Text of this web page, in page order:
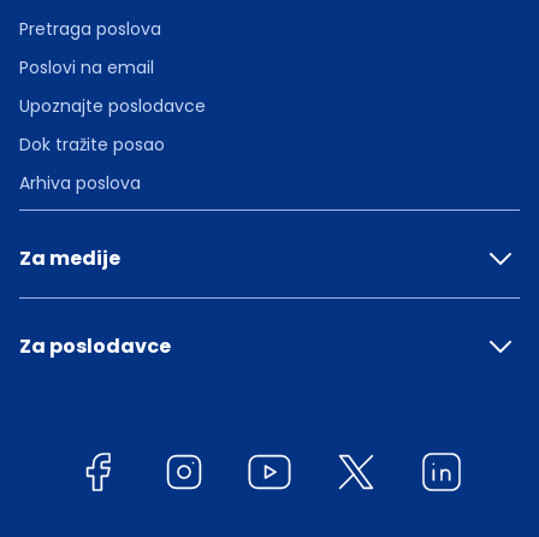
Pretraga poslova
Poslovi na email
Upoznajte poslodavce
Dok tražite posao
Arhiva poslova
Za medije
Za poslodavce